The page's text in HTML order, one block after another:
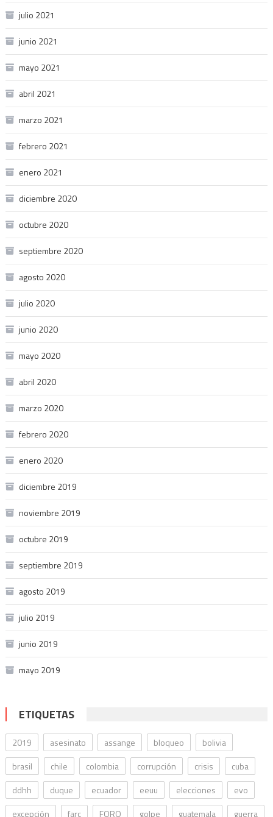
julio 2021
junio 2021
mayo 2021
abril 2021
marzo 2021
febrero 2021
enero 2021
diciembre 2020
octubre 2020
septiembre 2020
agosto 2020
julio 2020
junio 2020
mayo 2020
abril 2020
marzo 2020
febrero 2020
enero 2020
diciembre 2019
noviembre 2019
octubre 2019
septiembre 2019
agosto 2019
julio 2019
junio 2019
mayo 2019
ETIQUETAS
2019 asesinato assange bloqueo
bolivia
brasil
chile colombia corrupción crisis
cuba
ddhh
duque ecuador eeuu elecciones
evo
excepción
farc FORO golpe guatemala guerra